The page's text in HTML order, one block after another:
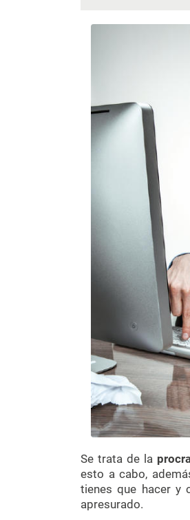
Se trata de la
esto a cabo,
tienes que hacer y
apresurado.